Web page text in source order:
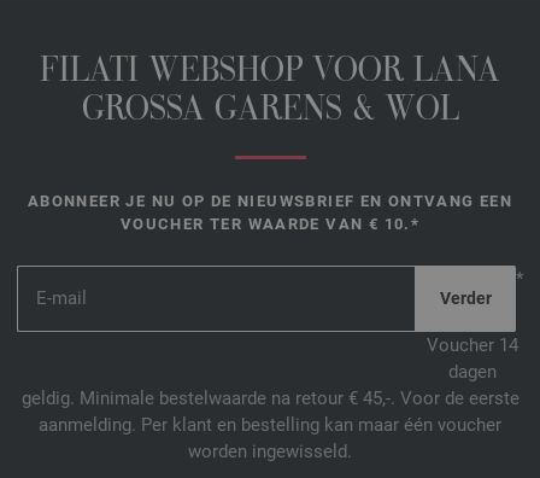
2458 | EAN: 4033493272902
25-grijs groen | EAN: 4033493333283
34-jeans blauw | EAN: 4033493355889
35-zalmrood | EAN: 4033493376464
FILATI WEBSHOP VOOR LANA
GROSSA GARENS & WOL
ABONNEER JE NU OP DE NIEUWSBRIEF EN ONTVANG EEN
VOUCHER TER WAARDE VAN € 10.*
*
Voucher 14
dagen
geldig. Minimale bestelwaarde na retour € 45,-. Voor de eerste
aanmelding. Per klant en bestelling kan maar één voucher
worden ingewisseld.